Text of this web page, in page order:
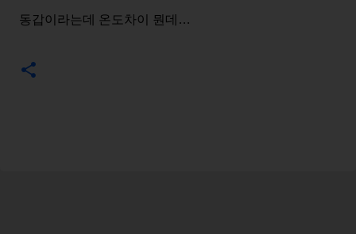
동갑이라는데 온도차이 뭔데…